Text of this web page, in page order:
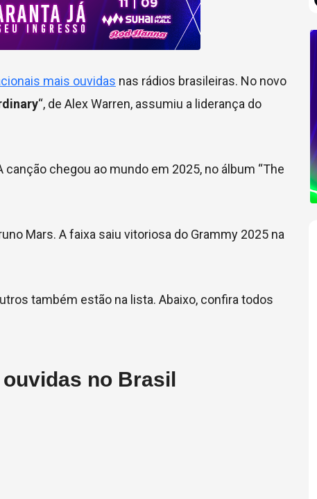
mais ouvidas nas rádios brasileiras. No novo
“, de Alex Warren, assumiu a liderança do
canção chegou ao mundo em 2025, no álbum “The
Mars. A faixa saiu vitoriosa do Grammy 2025 na
também estão na lista. Abaixo, confira todos
no Brasil